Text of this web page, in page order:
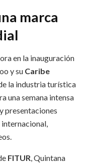
marca
en la inauguración
y su Caribe
la industria turística
una semana intensa
presentaciones
FITUR , Quintana